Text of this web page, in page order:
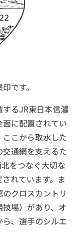
です。
るJR東日本信濃
に配置されてい
こから取水した
通網を支えるた
をつなぐ大切な
れています。ま
クロスカントリ
場）があり、オ
、選手のシルエ